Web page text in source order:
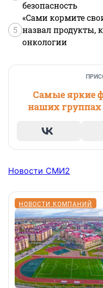
безопасность
5
«Сами кормите
назвал продукты,
онкологии
Самые яркие
наших
Новости СМИ2
НОВОСТИ КОМПАНИЙ